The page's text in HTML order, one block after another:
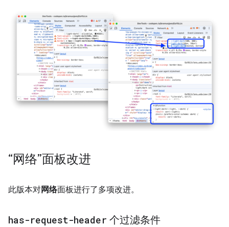
“网络”面板改进
此版本对网络面板进行了多项改进。
has-request-header 个过滤条件